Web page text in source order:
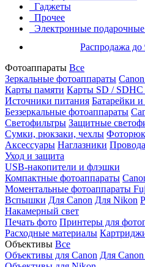
Гаджеты
Прочее
Электронные
Распродажа до
Фотоаппараты Все
Зеркальные фотоаппараты
Карты памяти Карты SD /
Источники питания Батарейки
Беззеркальные фотоаппараты
Светофильтры Защитные
Сумки, рюкзаки, чехлы
Аксессуары Наглазники
Уход и защита
USB-накопители и флэшки
Компактные фотоаппараты
Моментальные фотоаппараты
Вспышки Для Canon Для Nikon
Накамерный свет
Печать фото Принтеры для
Расходные материалы
Объективы Все
Объективы для Canon Для